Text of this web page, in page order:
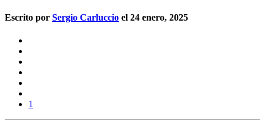
Escrito por Sergio Carluccio el 24 enero, 2025
1